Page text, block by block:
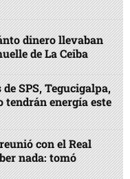
dinero llevaban
de La Ceiba
SPS, Tegucigalpa,
tendrán energía este
con el Real
nada: tomó